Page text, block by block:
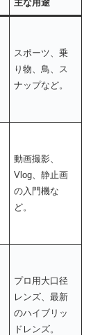
主な用途
スポーツ、乗
り物、鳥、ス
ナップなど。
動画撮影、
Vlog、静止画
の入門機な
ど。
プロ用大口径
レンズ、最新
のハイブリッ
ドレンズ。